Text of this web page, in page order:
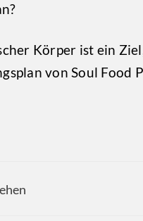
Körper ist ein
von Soul Food